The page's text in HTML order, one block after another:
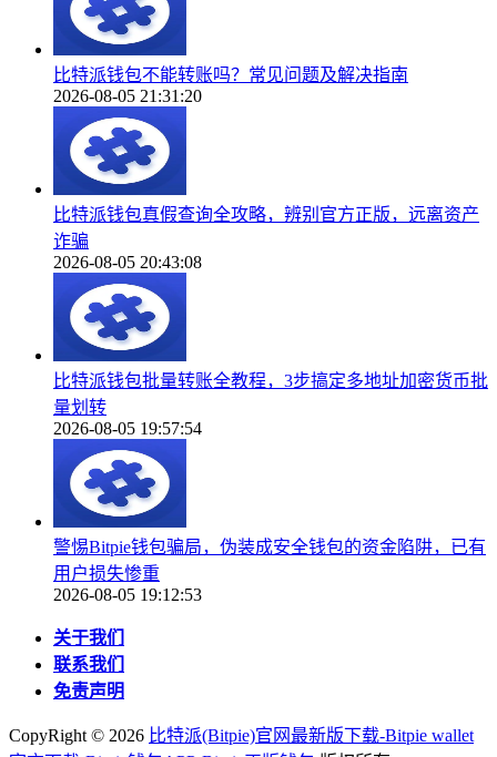
比特派钱包不能转账吗？常见问题及解决指南
2026-08-05 21:31:20
比特派钱包真假查询全攻略，辨别官方正版，远离资产
诈骗
2026-08-05 20:43:08
比特派钱包批量转账全教程，3步搞定多地址加密货币批
量划转
2026-08-05 19:57:54
警惕Bitpie钱包骗局，伪装成安全钱包的资金陷阱，已有
用户损失惨重
2026-08-05 19:12:53
关于我们
联系我们
免责声明
CopyRight © 2026 比特派(Bitpie)官网最新版下载-Bitpie wallet